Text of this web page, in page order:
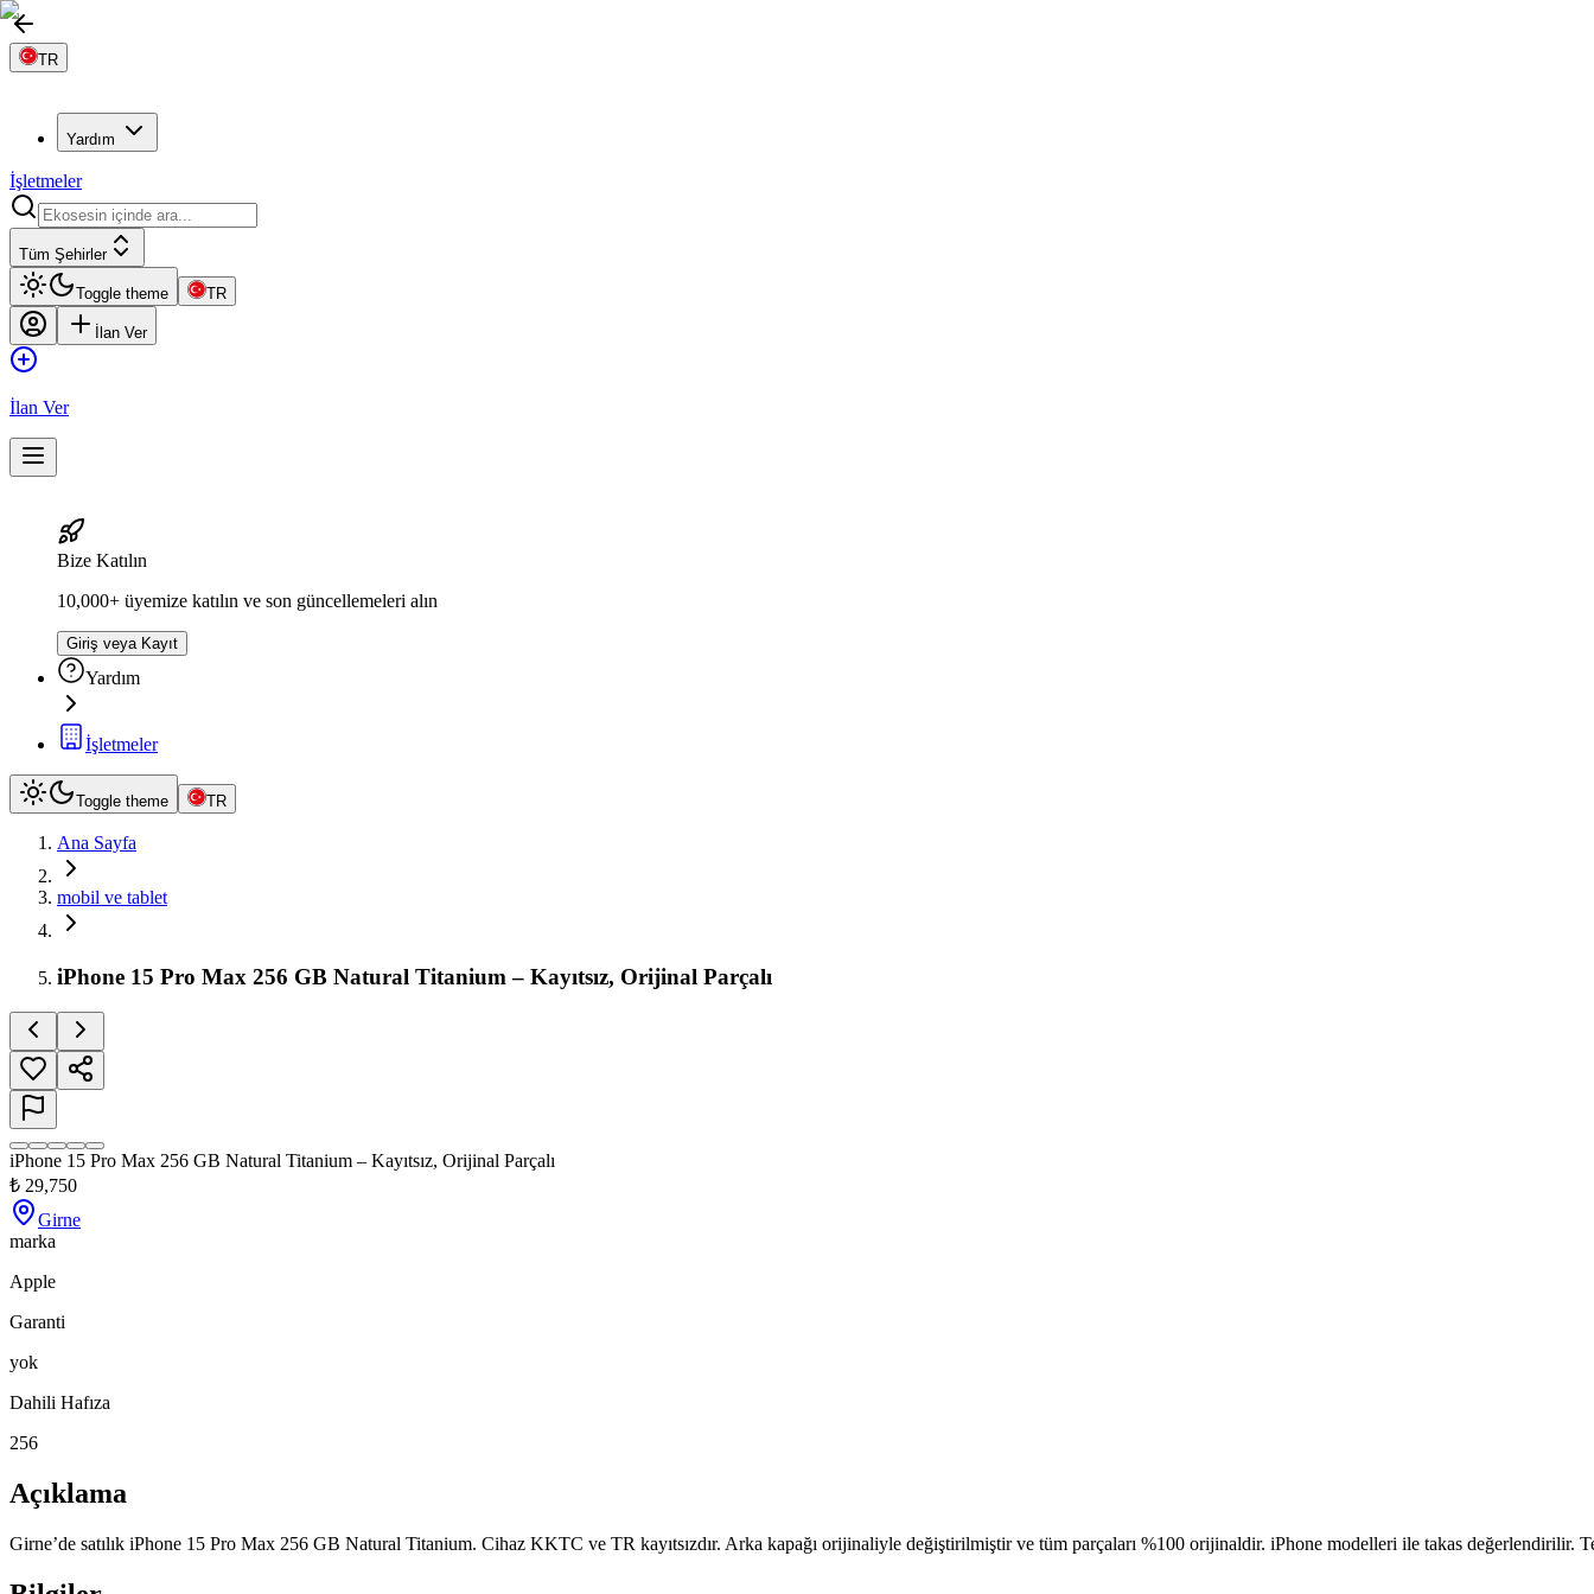
TR
Yardım
İşletmeler
Tüm Şehirler
Toggle theme TR
İlan Ver
İlan Ver
Bize Katılın
10,000+ üyemize katılın ve son güncellemeleri alın
Giriş veya Kayıt
Yardım
İşletmeler
Toggle theme TR
Ana Sayfa
mobil ve tablet
iPhone 15 Pro Max 256 GB Natural Titanium – Kayıtsız, Orijinal Parçalı
iPhone 15 Pro Max 256 GB Natural Titanium – Kayıtsız, Orijinal Parçalı
₺ 29,750
Girne
marka
Apple
Garanti
yok
Dahili Hafıza
256
Açıklama
Girne’de satılık iPhone 15 Pro Max 256 GB Natural Titanium. Cihaz KKTC ve TR kayıtsızdır. Arka kapağı orijinaliyle değiştirilmiştir ve tüm parçaları %100 orijinaldir. iPhone modelleri ile takas değerlendirilir.